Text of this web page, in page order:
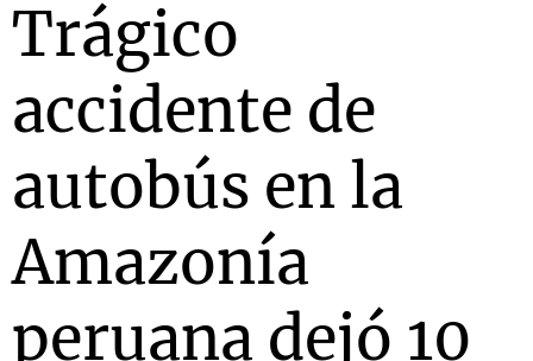
Trágico
accidente de
autobús en la
Amazonía
peruana dejó 10